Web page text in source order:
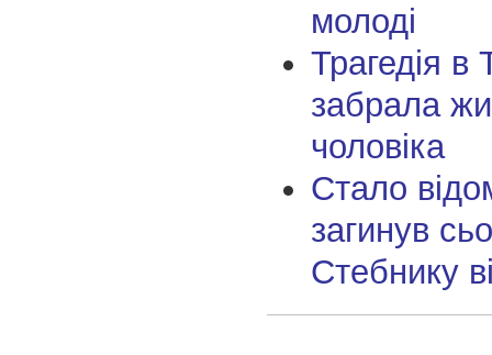
молоді
Трагедія в
забрала
чоловіка
Стало
загинув
Стебнику